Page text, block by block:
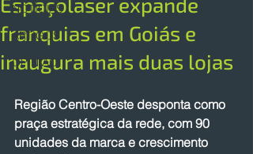
NOTÍCIAS
ARTIGOS
OPINIÃO
franquias em Goiás e
inaugura mais duas lojas
Região Centro-Oeste desponta como
praça estratégica da rede, com 90
unidades da marca e crescimento